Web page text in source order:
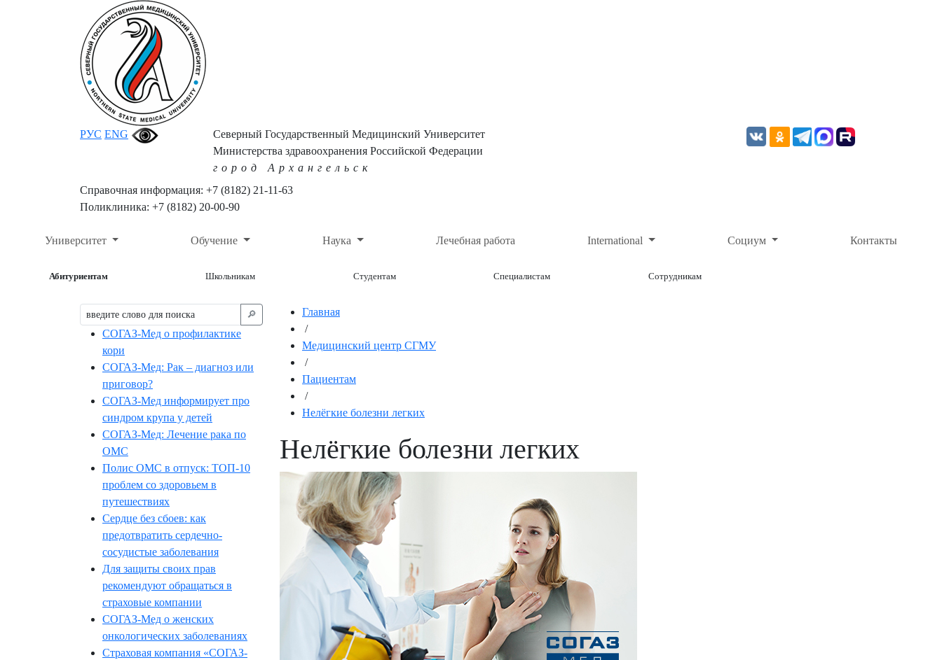
РУС ENG
Северный Государственный Медицинский Университет
Министерства здравоохранения Российской Федерации
город Архангельск
Справочная информация: +7 (8182) 21-11-63
Поликлиника: +7 (8182) 20-00-90
Университет Обучение Наука Лечебная работа International Социум Контакты
Абитуриентам Школьникам Студентам Специалистам Сотрудникам
🔎︎
СОГАЗ-Мед о профилактике
кори
СОГАЗ-Мед: Рак – диагноз или
приговор?
СОГАЗ-Мед информирует про
синдром крупа у детей
СОГАЗ-Мед: Лечение рака по
ОМС
Полис ОМС в отпуск: ТОП-10
проблем со здоровьем в
путешествиях
Сердце без сбоев: как
предотвратить сердечно-
сосудистые заболевания
Для защиты своих прав
рекомендуют обращаться в
страховые компании
СОГАЗ-Мед о женских
онкологических заболеваниях
Страховая компания «СОГАЗ-
Главная
/
Медицинский центр СГМУ
/
Пациентам
/
Нелёгкие болезни легких
Нелёгкие болезни легких